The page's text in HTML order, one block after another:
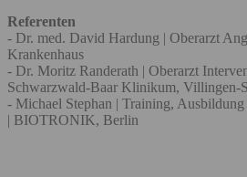
Referenten
- Dr. med. David Hardung | Oberarzt
Krankenhaus
- Dr. Moritz Randerath | Oberarzt
Schwarzwald-Baar Klinikum, Villingen-
- Michael Stephan | Training,
| BIOTRONIK, Berlin